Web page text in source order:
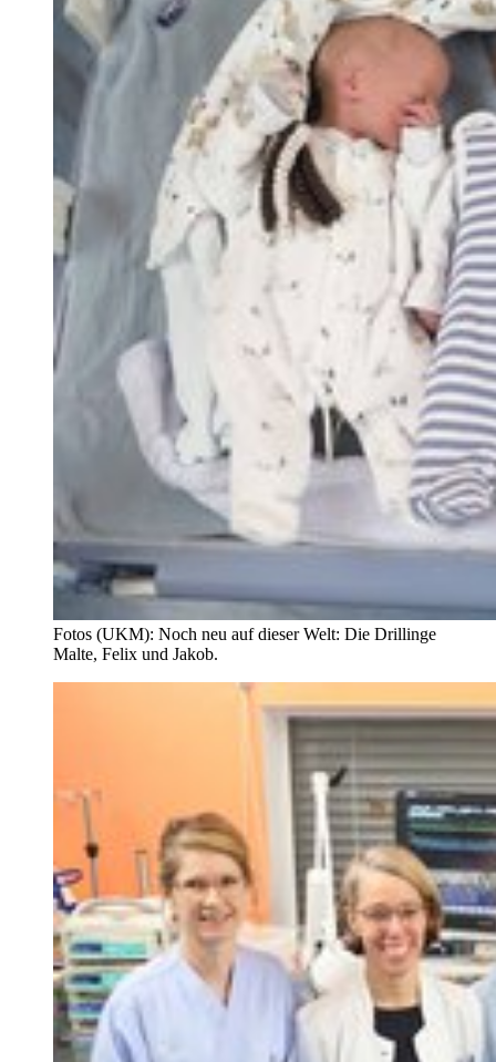
Fotos (UKM): Noch neu auf dieser Welt: Die Drillinge
Malte, Felix und Jakob.